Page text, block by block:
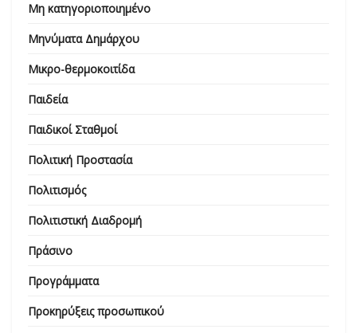
Μη κατηγοριοποιημένο
Μηνύματα Δημάρχου
Μικρο-θερμοκοιτίδα
Παιδεία
Παιδικοί Σταθμοί
Πολιτική Προστασία
Πολιτισμός
Πολιτιστική Διαδρομή
Πράσινο
Προγράμματα
Προκηρύξεις προσωπικού